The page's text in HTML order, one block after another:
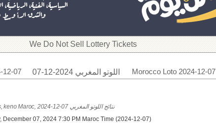
​We Do Not Sell Lottery Tickets
12-07 اللوتو المغربي 2024-12-07 Morocco Loto 2024-12-07
Loto Maroc & Quatro Results, keno Maroc, 2024-12-07 نتائج اللوتو المغربي
December 07, 2024 7:30 PM Maroc Time (2024-12-07)